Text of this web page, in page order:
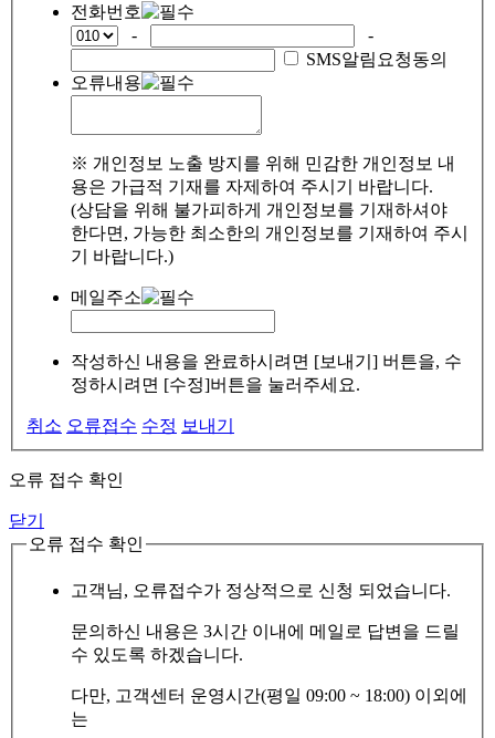
전화번호
-
-
SMS알림요청동의
오류내용
※ 개인정보 노출 방지를 위해 민감한 개인정보 내
용은 가급적 기재를 자제하여 주시기 바랍니다.
(상담을 위해 불가피하게 개인정보를 기재하셔야
한다면, 가능한 최소한의 개인정보를 기재하여 주시
기 바랍니다.)
메일주소
작성하신 내용을 완료하시려면 [보내기] 버튼을, 수
정하시려면 [수정]버튼을 눌러주세요.
취소 오류접수 수정 보내기
오류 접수 확인
닫기
오류 접수 확인
고객님, 오류접수가 정상적으로 신청 되었습니다.
문의하신 내용은 3시간 이내에 메일로 답변을 드릴
수 있도록 하겠습니다.
다만, 고객센터 운영시간(평일 09:00 ~ 18:00) 이외에
는